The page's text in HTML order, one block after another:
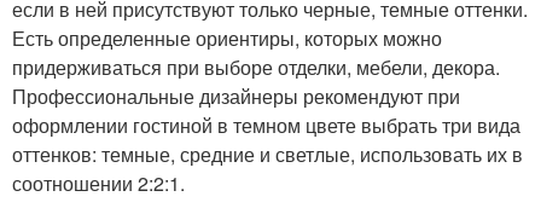
если в ней присутствуют только черные, темные оттенки.
Есть определенные ориентиры, которых можно
придерживаться при выборе отделки, мебели, декора.
Профессиональные дизайнеры рекомендуют при
оформлении гостиной в темном цвете выбрать три вида
оттенков: темные, средние и светлые, использовать их в
соотношении 2:2:1.